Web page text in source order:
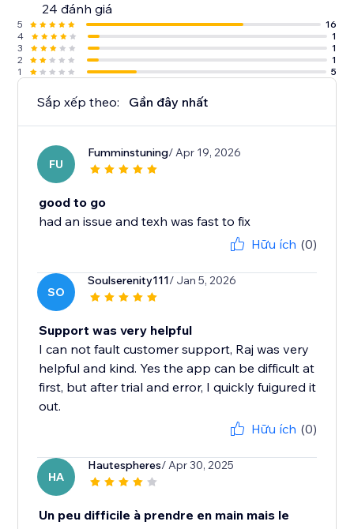
24 đánh giá
5
16
4
1
3
1
2
1
1
5
Sắp xếp theo: Gần đây nhất
FU
Fumminstuning/ Apr 19, 2026
good to go
had an issue and texh was fast to fix
Hữu ích (0)
SO
Soulserenity111/ Jan 5, 2026
Support was very helpful
I can not fault customer support, Raj was very
helpful and kind. Yes the app can be difficult at
first, but after trial and error, I quickly fuigured it
out.
Hữu ích (0)
HA
Hautespheres/ Apr 30, 2025
Un peu difficile à prendre en main mais le